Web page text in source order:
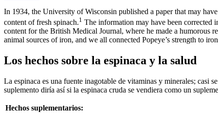
In 1934, the University of Wisconsin published a paper that may
content of fresh spinach.1 The information may have been corrected
content for the British Medical Journal, where he made a humorous
animal sources of iron, and we all connected Popeye’s strength to
Los hechos sobre la espinaca y la salud
La espinaca es una fuente inagotable de vitaminas y minerales; casi
suplemento diría así si la espinaca cruda se vendiera como un
Hechos suplementarios: